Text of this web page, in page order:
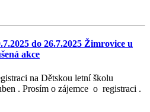
do 26.7.2025 Žimrovice u
akce
na Dětskou letní školu
. Prosím o zájemce o registraci .